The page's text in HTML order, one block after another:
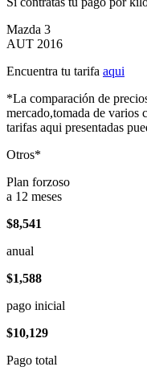
Mazda 3
AUT 2016
Encuentra tu tarifa aqui
*La comparación de
mercado,tomada de varios
tarifas aqui presentadas
Otros*
Plan forzoso
a 12 meses
$8,541
anual
$1,588
pago inicial
$10,129
Pago total